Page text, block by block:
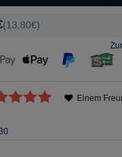
(13,80€)
Einem